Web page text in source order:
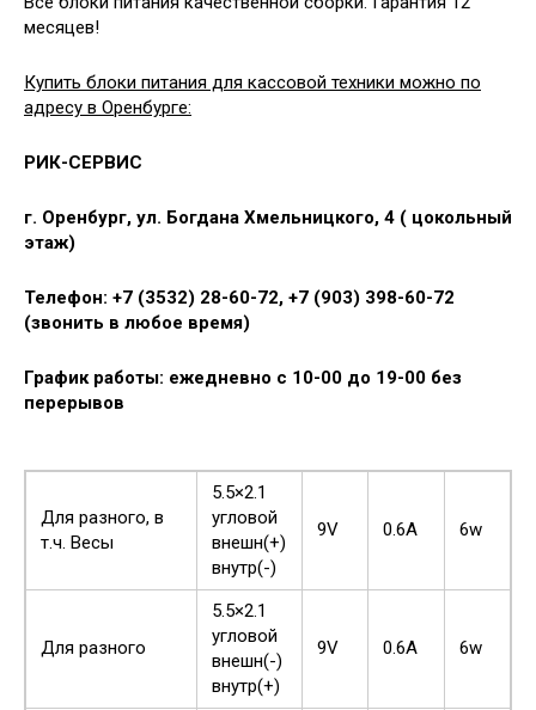
месяцев!
Купить блоки питания для кассовой техники можно по
адресу в Оренбурге:
РИК-СЕРВИС
г. Оренбург, ул. Богдана Хмельницкого, 4 ( цокольный
этаж)
Телефон: +7 (3532) 28-60-72, +7 (903) 398-60-72
(звонить в любое время)
График работы: ежедневно с 10-00 до 19-00 без
перерывов
Для разного, в
т.ч. Весы
5.5×2.1
угловой
внешн(+)
внутр(-)
9V 0.6A 6w
Для разного
5.5×2.1
угловой
внешн(-)
внутр(+)
9V 0.6A 6w